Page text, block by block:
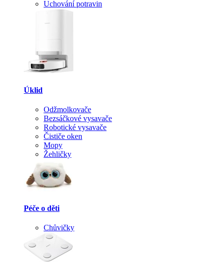
Uchování potravin
Úklid
Odžmolkovače
Bezsáčkové vysavače
Robotické vysavače
Čističe oken
Mopy
Žehličky
Péče o děti
Chůvičky